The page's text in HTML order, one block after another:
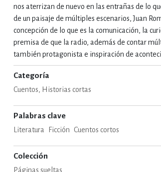
FINANZAS,
Y OCIO
RELIGIÓN
Y DIDÁCTICOS
nos aterrizan de nuevo en las entrañas de lo
de un paisaje de múltiples escenarios, Juan
concepción de lo que es la comunicación, la
premisa de que la radio, además de contar
también protagonista e inspiración de
Categoría
Cuentos, Historias cortas
Palabras clave
Literatura Ficción Cuentos cortos
Colección
Páginas sueltas